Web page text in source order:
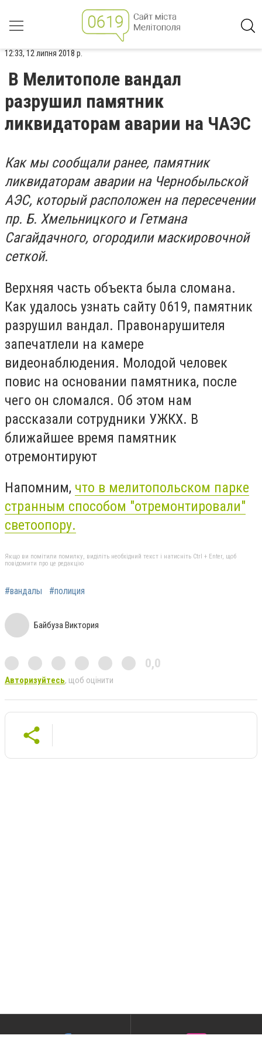
12:33, 12 липня 2018 р.
В Мелитополе вандал
разрушил памятник
ликвидаторам аварии на ЧАЭС
Как мы сообщали ранее, памятник
ликвидаторам аварии на Чернобыльской
АЭС, который расположен на пересечении
пр. Б. Хмельницкого и Гетмана
Сагайдачного, огородили маскировочной
сеткой.
Верхняя часть объекта была сломана.
Как удалось узнать сайту 0619, памятник
разрушил вандал. Правонарушителя
запечатлели на камере
видеонаблюдения. Молодой человек
повис на основании памятника, после
чего он сломался. Об этом нам
рассказали сотрудники УЖКХ. В
ближайшее время памятник
отремонтируют
Напомним, что в мелитопольском парке
странным способом "отремонтировали"
светоопору.
Якщо ви помітили помилку, виділіть необхідний текст і натисніть Ctrl + Enter, щоб
повідомити про це редакцію
#вандалы #полиция
Байбуза Виктория
0,0
Авторизуйтесь, щоб оцінити